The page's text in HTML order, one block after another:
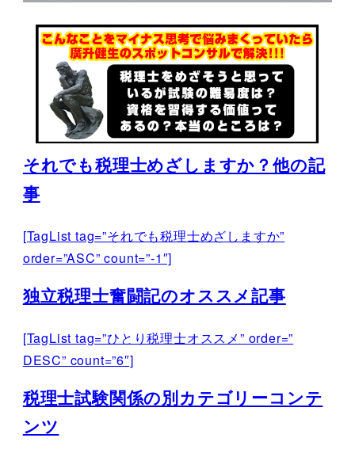
それでも税理士めざしますか？他の記
事
[TagList tag=”それでも税理士めざしますか”
order=”ASC” count=”-1″]
独立税理士奮闘記のオススメ記事
[TagList tag=”ひとり税理士オススメ” order=”
DESC” count=”6″]
税理士試験関係の別カテゴリーコンテ
ンツ